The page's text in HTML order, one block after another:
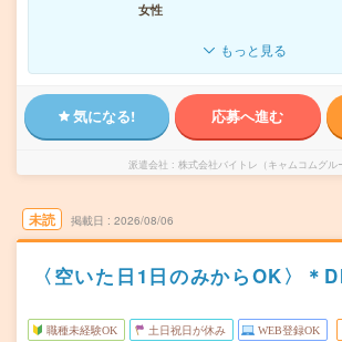
女性
もっと見る
気になる! 応募へ進む
派遣会社 株式会社バイトレ（キャムコムグル
未読 掲載日 2026/08/06
〈空いた日1日のみからOK〉＊
職種未経験OK 土日祝日が休み WEB登録OK